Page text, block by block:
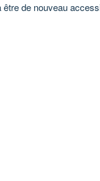
de nouveau